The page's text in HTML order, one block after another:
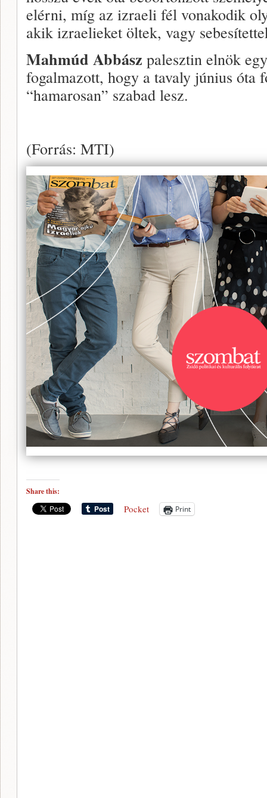
elérni, míg az izraeli fél vonakodik
akik izraelieket öltek, vagy
Mahmúd Abbász palesztin elnök
fogalmazott, hogy a tavaly június óta
“hamarosan” szabad lesz.
(Forrás: MTI)
Share this:
Pocket Print